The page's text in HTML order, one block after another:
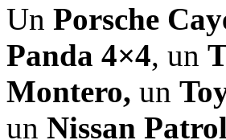
Un Porsche
Panda 4×4, un
Montero, un
un Nissan